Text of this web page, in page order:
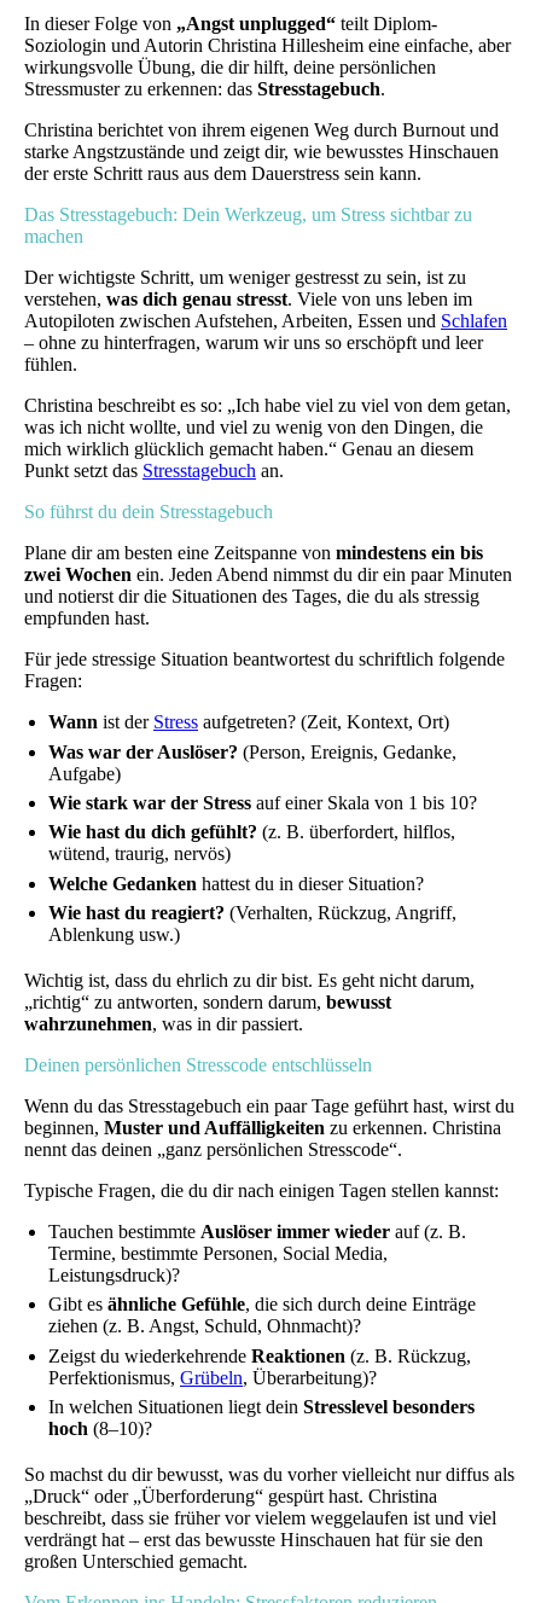
In dieser Folge von „Angst unplugged“ teilt Diplom-
Soziologin und Autorin Christina Hillesheim eine einfache, aber
wirkungsvolle Übung, die dir hilft, deine persönlichen
Stressmuster zu erkennen: das Stresstagebuch.
Christina berichtet von ihrem eigenen Weg durch Burnout und
starke Angstzustände und zeigt dir, wie bewusstes Hinschauen
der erste Schritt raus aus dem Dauerstress sein kann.
Das Stresstagebuch: Dein Werkzeug, um Stress sichtbar zu
machen
Der wichtigste Schritt, um weniger gestresst zu sein, ist zu
verstehen, was dich genau stresst. Viele von uns leben im
Autopiloten zwischen Aufstehen, Arbeiten, Essen und Schlafen
– ohne zu hinterfragen, warum wir uns so erschöpft und leer
fühlen.
Christina beschreibt es so: „Ich habe viel zu viel von dem getan,
was ich nicht wollte, und viel zu wenig von den Dingen, die
mich wirklich glücklich gemacht haben.“ Genau an diesem
Punkt setzt das Stresstagebuch an.
So führst du dein Stresstagebuch
Plane dir am besten eine Zeitspanne von mindestens ein bis
zwei Wochen ein. Jeden Abend nimmst du dir ein paar Minuten
und notierst dir die Situationen des Tages, die du als stressig
empfunden hast.
Für jede stressige Situation beantwortest du schriftlich folgende
Fragen:
Wann ist der Stress aufgetreten? (Zeit, Kontext, Ort)
Was war der Auslöser? (Person, Ereignis, Gedanke,
Aufgabe)
Wie stark war der Stress auf einer Skala von 1 bis 10?
Wie hast du dich gefühlt? (z. B. überfordert, hilflos,
wütend, traurig, nervös)
Welche Gedanken hattest du in dieser Situation?
Wie hast du reagiert? (Verhalten, Rückzug, Angriff,
Ablenkung usw.)
Wichtig ist, dass du ehrlich zu dir bist. Es geht nicht darum,
„richtig“ zu antworten, sondern darum, bewusst
wahrzunehmen, was in dir passiert.
Deinen persönlichen Stresscode entschlüsseln
Wenn du das Stresstagebuch ein paar Tage geführt hast, wirst du
beginnen, Muster und Auffälligkeiten zu erkennen. Christina
nennt das deinen „ganz persönlichen Stresscode“.
Typische Fragen, die du dir nach einigen Tagen stellen kannst:
Tauchen bestimmte Auslöser immer wieder auf (z. B.
Termine, bestimmte Personen, Social Media,
Leistungsdruck)?
Gibt es ähnliche Gefühle, die sich durch deine Einträge
ziehen (z. B. Angst, Schuld, Ohnmacht)?
Zeigst du wiederkehrende Reaktionen (z. B. Rückzug,
Perfektionismus, Grübeln, Überarbeitung)?
In welchen Situationen liegt dein Stresslevel besonders
hoch (8–10)?
So machst du dir bewusst, was du vorher vielleicht nur diffus als
„Druck“ oder „Überforderung“ gespürt hast. Christina
beschreibt, dass sie früher vor vielem weggelaufen ist und viel
verdrängt hat – erst das bewusste Hinschauen hat für sie den
großen Unterschied gemacht.